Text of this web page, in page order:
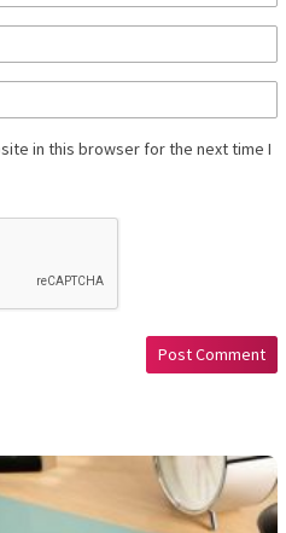
in this browser for the next time I